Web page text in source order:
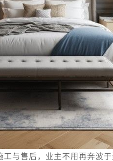
与售后，业主不用再奔波